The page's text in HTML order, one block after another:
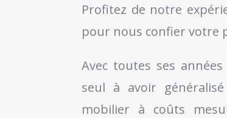
Profitez de notre
pour nous confier votre
Avec toutes ses
seul à avoir
mobilier à coûts